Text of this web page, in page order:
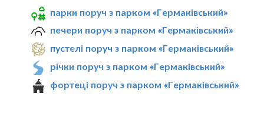
парки поруч з парком «Гермаківський»
печери поруч з парком «Гермаківський»
пустелі поруч з парком «Гермаківський»
річки поруч з парком «Гермаківський»
фортеці поруч з парком «Гермаківський»